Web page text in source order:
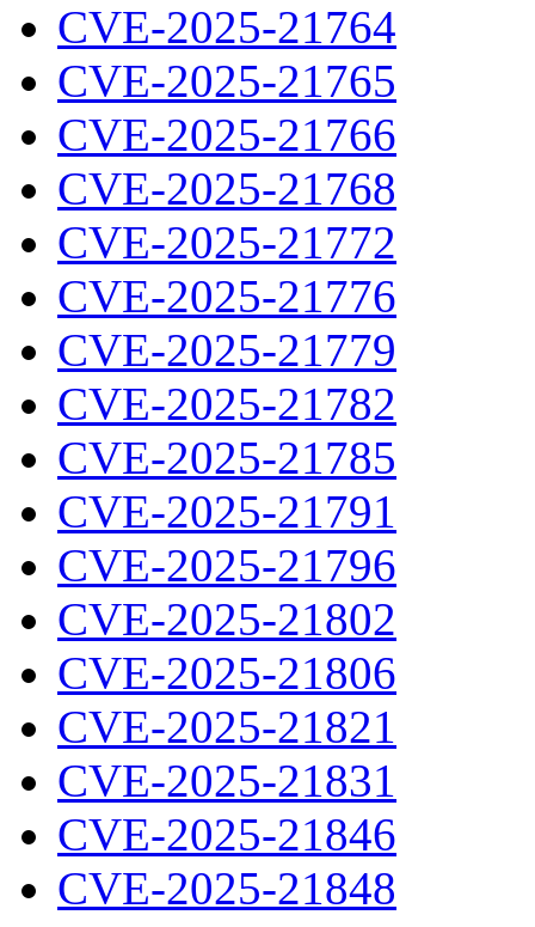
CVE-2025-21764
CVE-2025-21765
CVE-2025-21766
CVE-2025-21768
CVE-2025-21772
CVE-2025-21776
CVE-2025-21779
CVE-2025-21782
CVE-2025-21785
CVE-2025-21791
CVE-2025-21796
CVE-2025-21802
CVE-2025-21806
CVE-2025-21821
CVE-2025-21831
CVE-2025-21846
CVE-2025-21848